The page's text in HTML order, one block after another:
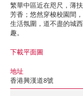
繁華中區近在咫尺，薄
芳香；悠然穿梭校園間
生活氛圍，道不盡的城
趣。
下載平面圖
地址
香港興漢道8號